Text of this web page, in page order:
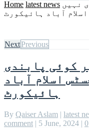
Home latest news نہیں
آباد ہائیکورٹ
NextPrevious
کوئی پابندی
اسلام آباد
ہائیکورٹ
By Qaiser Aslam | latest
comment | 5 June, 2024 | 0